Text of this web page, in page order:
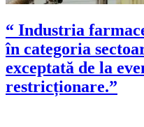
“ Industria
în categoria
exceptată de la
restricționare.”